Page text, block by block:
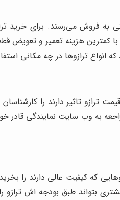
فروش می‌رسند. برای خرید
کمترین هزینه تعمیر و تعویض
انواع ترازوها در چه مکانی
ترازو تاثیر دارند را
به وب سایت نمایندگی قادر
که کیفیت عالی دارند را
بتواند طبق بودجه اش ترازو